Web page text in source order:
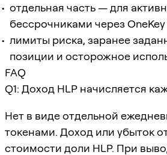
отдельная часть — для
бессрочниками через OneKey
лимиты риска, заранее
позиции и осторожное
FAQ
Q1: Доход HLP начисляется
Нет в виде отдельной
токенами. Доход или убыток
стоимости доли HLP. При